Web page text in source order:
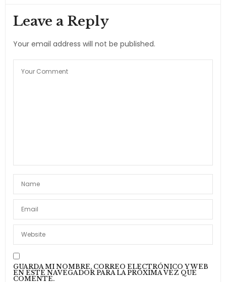
Leave a Reply
Your email address will not be published.
GUARDA MI NOMBRE, CORREO ELECTRÓNICO Y WEB
EN ESTE NAVEGADOR PARA LA PRÓXIMA VEZ QUE
COMENTE.